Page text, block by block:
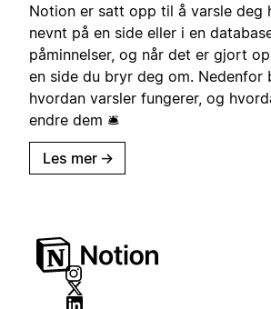
Notion er satt opp til å varsle deg
nevnt på en side eller i en
påminnelser, og når det er gjort
en side du bryr deg om. Nedenfor
hvordan varsler fungerer, og
endre dem 🛎
Les mer →